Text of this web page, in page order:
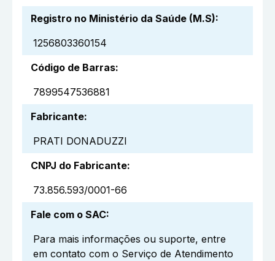
Registro no Ministério da Saúde (M.S):
1256803360154
Código de Barras:
7899547536881
Fabricante:
PRATI DONADUZZI
CNPJ do Fabricante:
73.856.593/0001-66
Fale com o SAC:
Para mais informações ou suporte, entre
em contato com o Serviço de Atendimento